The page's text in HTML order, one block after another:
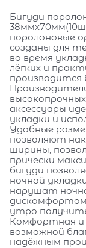
Бигуди
поролоновые
созданы для
во время
лёгких и
производится
аксессуары
укладки и
Удобные
позволяют
ширины,
причёски
бигуди
ночной
нарушат
утро
Комфортная и
возможной
надёжным